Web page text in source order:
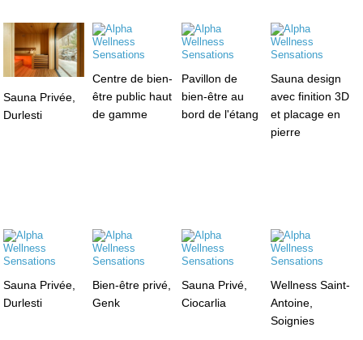
Sauna Privée,
Durlesti
Centre de bien-
être public haut
de gamme
Pavillon de
bien-être au
bord de l'étang
Sauna design
avec finition 3D
et placage en
pierre
Sauna Privée,
Durlesti
Bien-être privé,
Genk
Sauna Privé,
Ciocarlia
Wellness Saint-
Antoine,
Soignies